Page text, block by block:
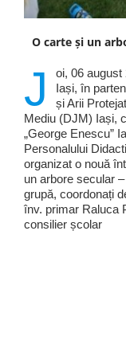
O carte și un
J
oi, 06 august
Iași, în
și Arii
Mediu (DJM) Iași,
„George Enescu”
Personalului
organizat o nouă
un arbore secular
grupă, coordonați
înv. primar Raluca
consilier școlar